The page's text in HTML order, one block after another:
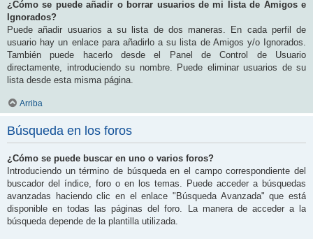
¿Cómo se puede añadir o borrar usuarios de mi lista de Amigos e
Ignorados?
Puede añadir usuarios a su lista de dos maneras. En cada perfil de
usuario hay un enlace para añadirlo a su lista de Amigos y/o Ignorados.
También puede hacerlo desde el Panel de Control de Usuario
directamente, introduciendo su nombre. Puede eliminar usuarios de su
lista desde esta misma página.
Arriba
Búsqueda en los foros
¿Cómo se puede buscar en uno o varios foros?
Introduciendo un término de búsqueda en el campo correspondiente del
buscador del índice, foro o en los temas. Puede acceder a búsquedas
avanzadas haciendo clic en el enlace "Búsqueda Avanzada" que está
disponible en todas las páginas del foro. La manera de acceder a la
búsqueda depende de la plantilla utilizada.